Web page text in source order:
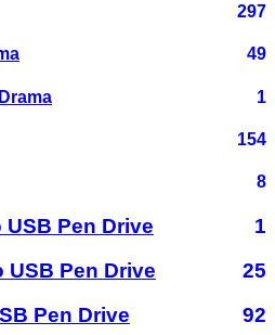
297
49
1
154
8
Pen Drive
1
USB Pen Drive
25
Pen Drive
92